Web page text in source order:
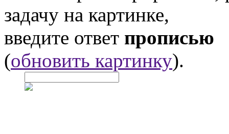
задачу на картинке,
введите ответ прописью
(обновить картинку).